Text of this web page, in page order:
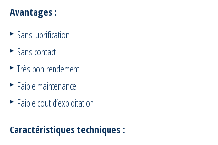
Confection / Kitting
Maintenance | Formation
Avantages :
Sans lubrification
Sans contact
Très bon rendement
Faible maintenance
Faible cout d’exploitation
Caractéristiques techniques :